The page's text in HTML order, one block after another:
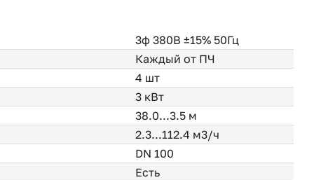
3ф 380В ±15% 50Гц
Каждый от ПЧ
4 шт
3 кВт
38.0...3.5 м
2.3...112.4 м3/ч
DN 100
Есть